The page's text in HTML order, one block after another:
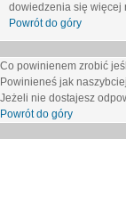
dowiedzenia się więcej
Powrót do góry
Co powinienem zrobić
Powinieneś jak
Jeżeli nie dostajesz
Powrót do góry